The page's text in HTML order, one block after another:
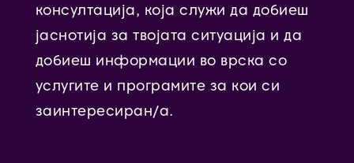
консултација, која служи да добиеш
јаснотија за твојата ситуација и да
добиеш информации во врска со
услугите и програмите за кои си
заинтересиран/а.